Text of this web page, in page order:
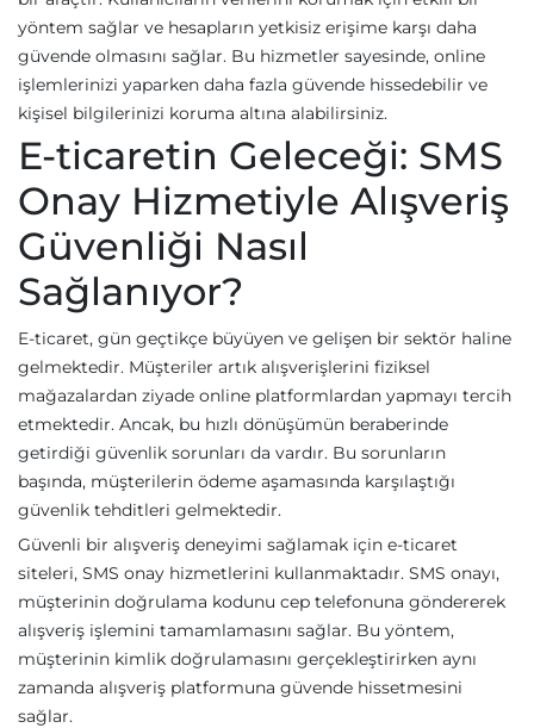
yöntem sağlar ve hesapların yetkisiz erişime karşı daha
güvende olmasını sağlar. Bu hizmetler sayesinde, online
işlemlerinizi yaparken daha fazla güvende hissedebilir ve
kişisel bilgilerinizi koruma altına alabilirsiniz.
E-ticaretin Geleceği: SMS
Onay Hizmetiyle Alışveriş
Güvenliği Nasıl
Sağlanıyor?
E-ticaret, gün geçtikçe büyüyen ve gelişen bir sektör haline
gelmektedir. Müşteriler artık alışverişlerini fiziksel
mağazalardan ziyade online platformlardan yapmayı tercih
etmektedir. Ancak, bu hızlı dönüşümün beraberinde
getirdiği güvenlik sorunları da vardır. Bu sorunların
başında, müşterilerin ödeme aşamasında karşılaştığı
güvenlik tehditleri gelmektedir.
Güvenli bir alışveriş deneyimi sağlamak için e-ticaret
siteleri, SMS onay hizmetlerini kullanmaktadır. SMS onayı,
müşterinin doğrulama kodunu cep telefonuna göndererek
alışveriş işlemini tamamlamasını sağlar. Bu yöntem,
müşterinin kimlik doğrulamasını gerçekleştirirken aynı
zamanda alışveriş platformuna güvende hissetmesini
sağlar.